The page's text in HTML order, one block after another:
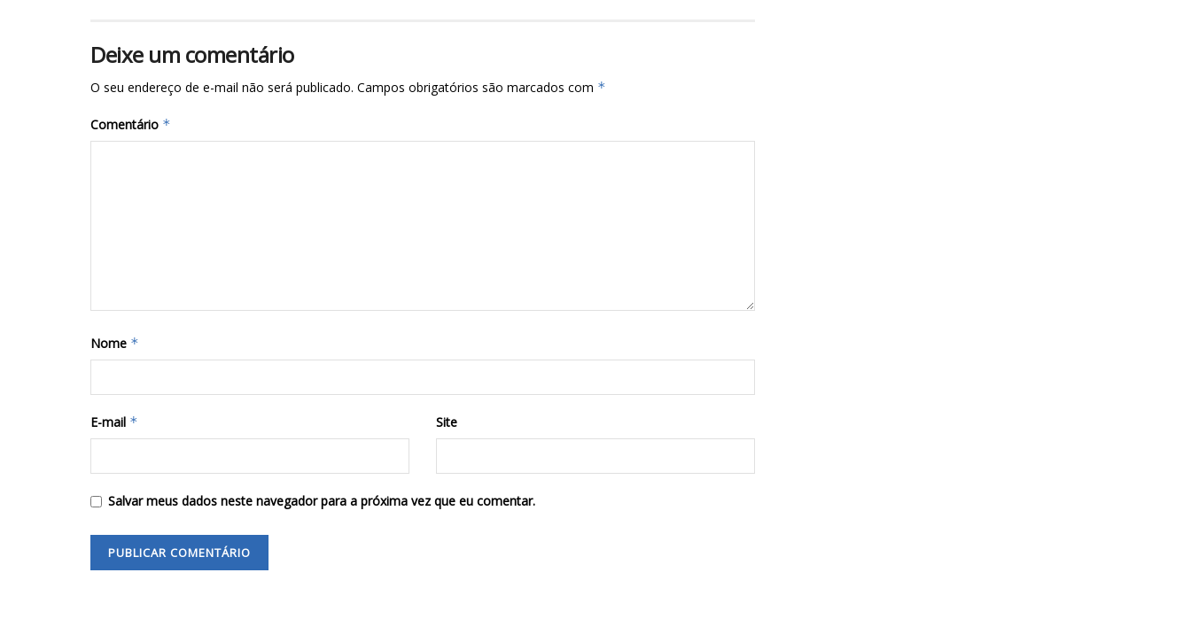
Deixe um comentário
O seu endereço de e-mail não será publicado. Campos obrigatórios são marcados com *
Comentário *
Nome *
E-mail * Site
Salvar meus dados neste navegador para a próxima vez que eu comentar.